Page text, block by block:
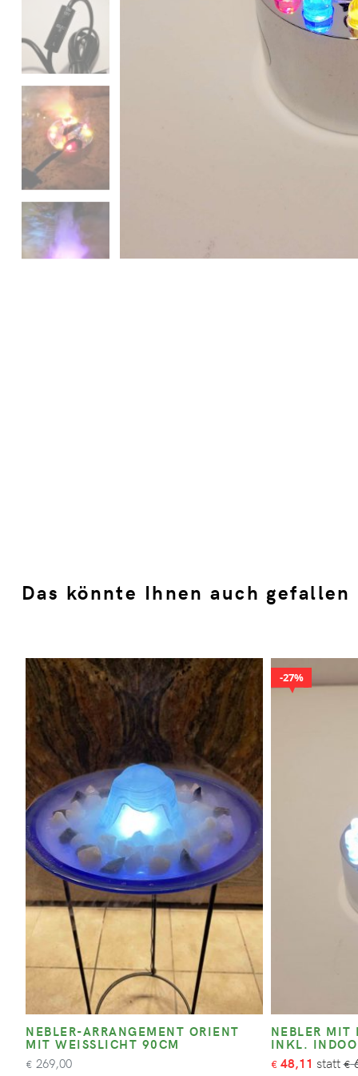
Das könnte Ihnen auch
NEBLER-ARRANGEMENT ORIENT
MIT WEISSLICHT 90CM
€ 269,00
27%
NEBLER MIT
NKL.
€48,11 €